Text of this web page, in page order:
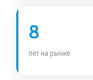
8
лет на рынке